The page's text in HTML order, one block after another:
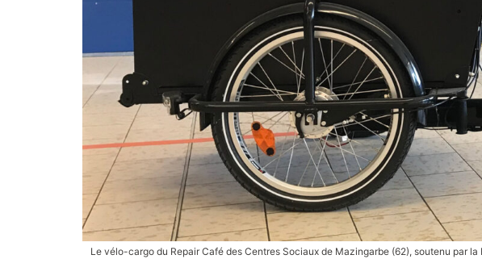
Le vélo-cargo du Repair Café des Centres Sociaux de Mazingarbe (62), soutenu par la